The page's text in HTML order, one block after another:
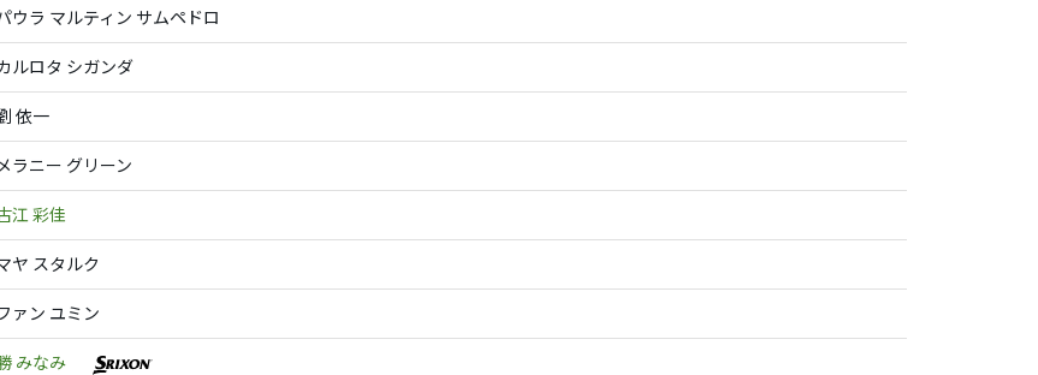
ウラ マルティン サムペドロ
ルロタ シガンダ
依一
ラニー グリーン
江 彩佳
ヤ スタルク
ァン ユミン
みなみ